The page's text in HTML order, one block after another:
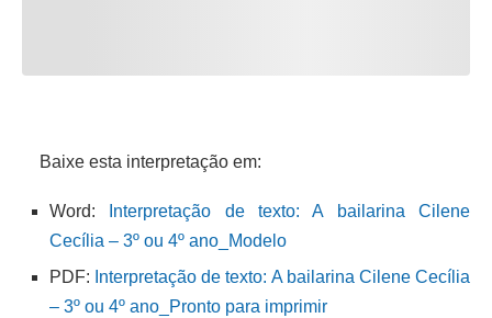
Baixe esta interpretação em:
Word:
Interpretação de texto: A bailarina Cilene
Cecília – 3º ou 4º ano_Modelo
PDF: Interpretação de texto: A bailarina Cilene Cecília
– 3º ou 4º ano_Pronto para imprimir